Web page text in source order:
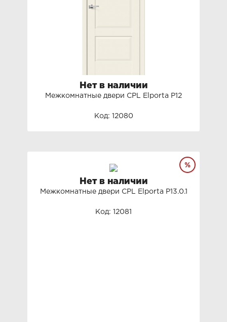
Нет в наличии
Межкомнатные двери СРL Elporta P12
Код: 12080
Нет в наличии
Межкомнатные двери СРL Elporta P13.0.1
Код: 12081